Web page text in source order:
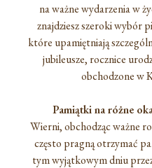
na ważne wydarzenia w
znajdziesz szeroki wybór
które upamiętniają
jubileusze, rocznice
obchodzone w
Pamiątki na różne
Wierni, obchodząc ważne
często pragną otrzymać
tym wyjątkowym dniu